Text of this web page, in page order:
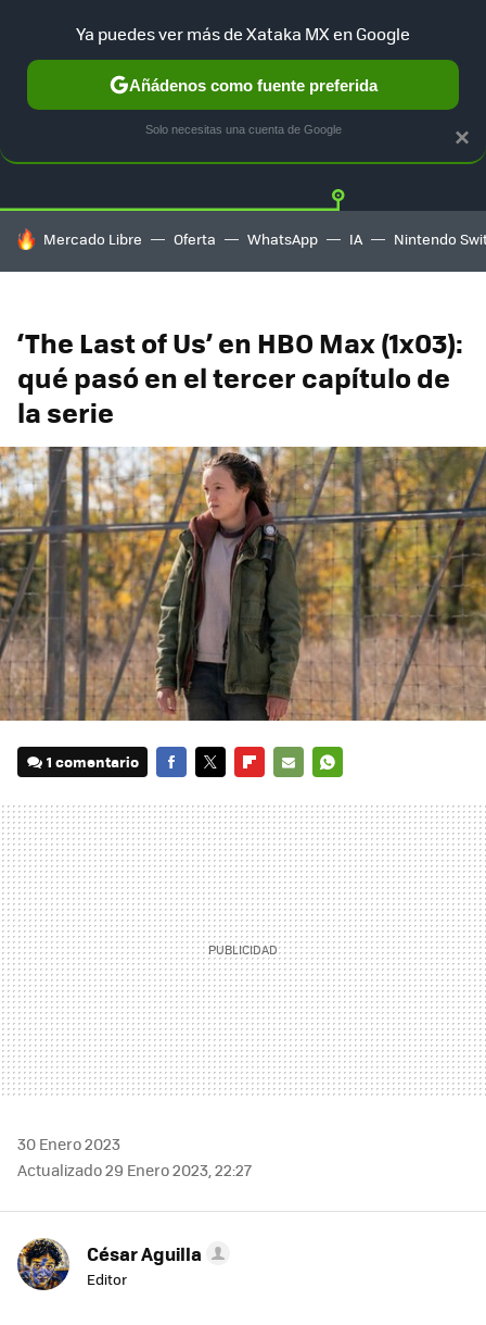
Twitter
HOY SE HABLA DE
Mercado Libre Oferta WhatsApp IA Nintendo
‘The Last of Us’ en HBO Max (1x03):
qué pasó en el tercer capítulo de
la serie
1 comentario
MAIL
30 Enero 2023
Actualizado 29 Enero 2023, 22:27
César Aguilla
Editor
×
Ya puedes ver más de Xataka MX en Google
Añádenos como fuente preferida
Solo necesitas una cuenta de Google